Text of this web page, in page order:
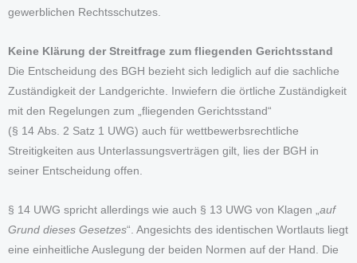
gewerblichen Rechtsschutzes.
Keine Klärung der Streitfrage zum fliegenden Gerichtsstand
Die Entscheidung des BGH bezieht sich lediglich auf die sachliche
Zuständigkeit der Landgerichte. Inwiefern die örtliche Zuständigkeit
mit den Regelungen zum „fliegenden Gerichtsstand“
(§ 14 Abs. 2 Satz 1 UWG) auch für wettbewerbsrechtliche
Streitigkeiten aus Unterlassungsverträgen gilt, lies der BGH in
seiner Entscheidung offen.
§ 14 UWG spricht allerdings wie auch § 13 UWG von Klagen „auf
Grund dieses Gesetzes“. Angesichts des identischen Wortlauts liegt
eine einheitliche Auslegung der beiden Normen auf der Hand. Die